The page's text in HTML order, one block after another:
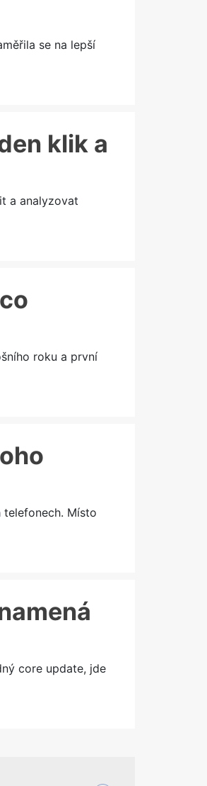
se na lepší
klik a
a analyzovat
roku a první
Místo
core update, jde